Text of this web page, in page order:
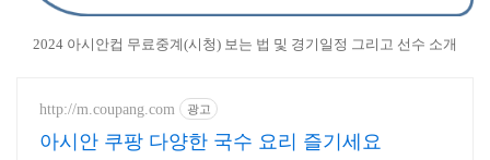
2024 아시안컵 무료중계(시청) 보는 법 및 경기일정 그리고 선수 소개
http://m.coupang.com 광고
아시안 쿠팡 다양한 국수 요리 즐기세요